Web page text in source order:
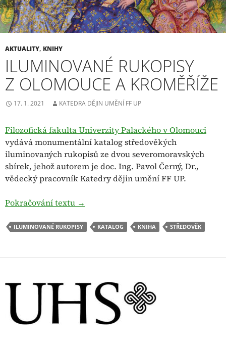
AKTUALITY, KNIHY
ILUMINOVANÉ RUKOPISY
Z OLOMOUCE A KROMĚŘÍŽE
17. 1. 2021 KATEDRA DĚJIN UMĚNÍ FF UP
Filozofická fakulta Univerzity Palackého v Olomouci
vydává monumentální katalog středověkých
iluminovaných rukopisů ze dvou severomoravských
sbírek, jehož autorem je doc. Ing. Pavol Černý, Dr.,
vědecký pracovník Katedry dějin umění FF UP.
Pokračování textu Iluminované rukopisy z Olomouce a
→
ILUMINOVANÉ RUKOPISY KATALOG KNIHA STŘEDOVĚK